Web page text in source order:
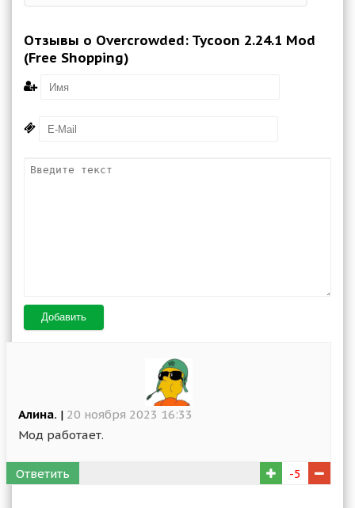
Отзывы о Overcrowded: Tycoon 2.24.1 Mod
(Free Shopping)
Добавить
Алина. | 20 ноября 2023 16:33
Мод работает.
Ответить -5